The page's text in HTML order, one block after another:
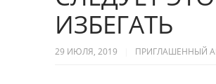
ИЗБЕГАТЬ
29 ИЮЛЯ, 2019 ПРИГЛАШЕННЫЙ